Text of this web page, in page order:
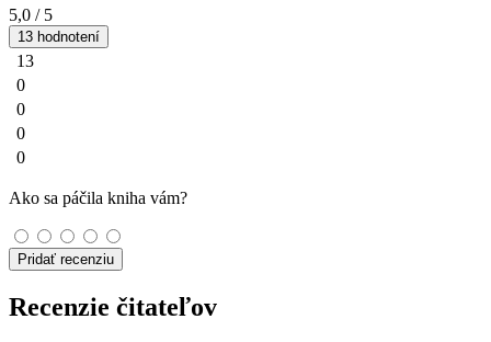
5,0 / 5
13 hodnotení
13
0
0
0
0
Ako sa páčila kniha vám?
Pridať recenziu
Recenzie čitateľov